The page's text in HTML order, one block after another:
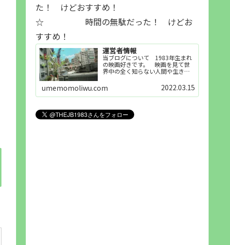
た！ けどおすすめ！
☆ 時間の無駄だった！ けどお
すすめ！
運営者情報
当ブログについて 1983年生まれ
の映画好きです。 映画を見て世
界中の全く知らない人間や生き物
世界知らない世界に触れることが
好きで映画を見てます。「映画を
見られれば幸福度を高い」とわか
umemomoliwu.com 2022.03.15